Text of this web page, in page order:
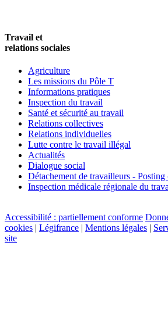
Travail et
relations sociales
Agriculture
Les missions du Pôle T
Informations pratiques
Inspection du travail
Santé et sécurité au travail
Relations collectives
Relations individuelles
Lutte contre le travail illégal
Actualités
Dialogue social
Détachement de travailleurs - Posting
Inspection médicale régionale du
Accessibilité : partiellement conforme
cookies | Légifrance | Mentions légales |
site